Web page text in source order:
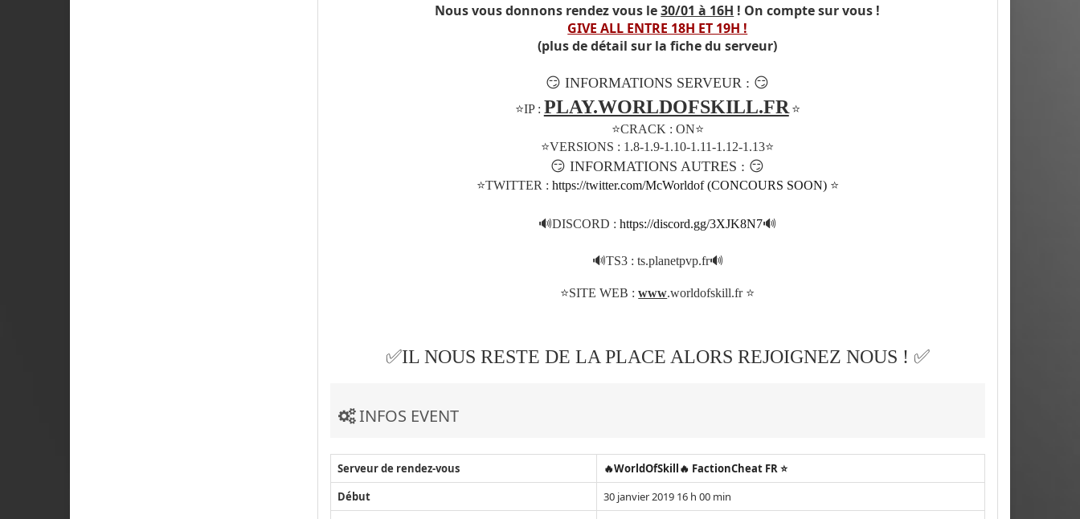
Nous vous donnons rendez vous le30/01 à 16H ! On compte sur vous !
GIVE ALL ENTRE 18H ET 19H !
(plus de détail sur la fiche du serveur)
😏INFORMATIONS SERVEUR : 😏
⭐IP : PLAY.WORLDOFSKILL.FR ⭐
⭐CRACK : ON⭐
⭐VERSIONS : 1.8-1.9-1.10-1.11-1.12-1.13⭐
😏INFORMATIONS AUTRES : 😏
⭐TWITTER : https://twitter.com/McWorldof (CONCOURS SOON)⭐
🔊DISCORD :https://discord.gg/3XJK8N7🔊
🔊TS3 : ts.planetpvp.fr🔊
⭐SITE WEB :www.worldofskill.fr ⭐
✅IL NOUS RESTE DE LA PLACE ALORS REJOIGNEZ NOUS ! ✅
INFOS EVENT
Serveur de rendez-vous
🔥WorldOfSkill🔥 FactionCheat FR ⭐
Début
30 janvier 2019 16 h 00 min